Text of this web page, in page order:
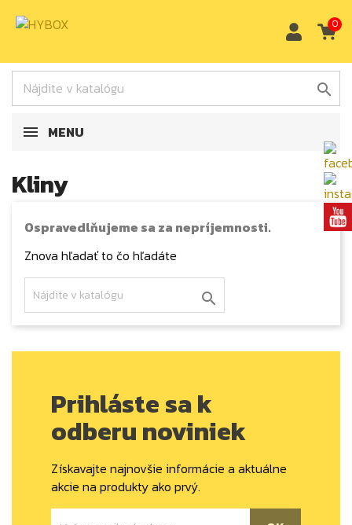

0
MENU
Kliny
Ospravedlňujeme sa za nepríjemnosti.
Znova hľadať to čo hľadáte

Prihláste sa k
odberu noviniek
Získavajte najnovšie informácie a aktuálne
akcie na produkty ako prvý.